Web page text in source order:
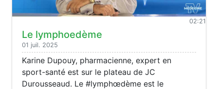
02:21
Le lymphoedème
01 juil. 2025
Karine Dupouy, pharmacienne, expert en
sport-santé est sur le plateau de JC
Durousseaud. Le #lymphœdème est le